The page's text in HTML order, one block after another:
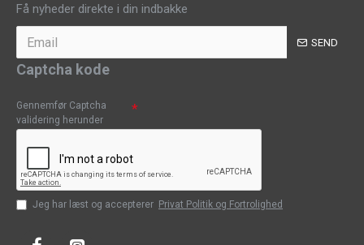
Få nyheder direkte i din indbakke
SEND
Captcha kode
Gennemfør Captcha
validering herunder
Jeg har læst og accepterer Privat Politik og Fortrolighed